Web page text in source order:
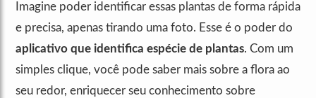
Imagine poder identificar essas plantas de forma rápida
e precisa, apenas tirando uma foto. Esse é o poder do
aplicativo que identifica espécie de plantas. Com um
simples clique, você pode saber mais sobre a flora ao
seu redor, enriquecer seu conhecimento sobre